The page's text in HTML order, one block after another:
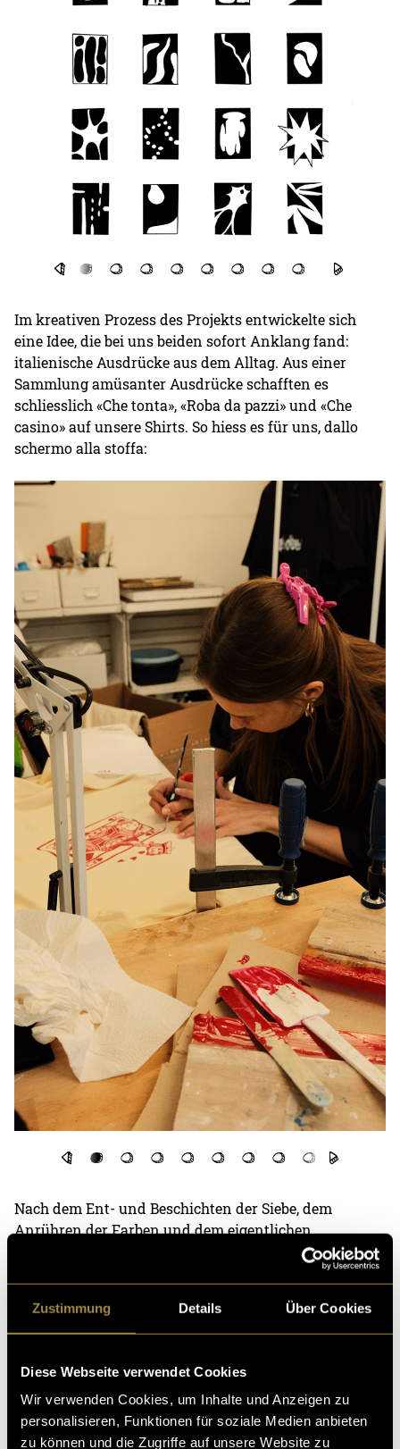
Zustimmung Details Über Cookies
Diese Webseite verwendet Cookies
Wir verwenden Cookies, um Inhalte und Anzeigen zu
personalisieren, Funktionen für soziale Medien anbieten
zu können und die Zugriffe auf unsere Website zu
Im kreativen Prozess des Projekts entwickelte sich
eine Idee, die bei uns beiden sofort Anklang fand:
italienische Ausdrücke aus dem Alltag. Aus einer
Sammlung amüsanter Ausdrücke schafften es
schliesslich «Che tonta», «Roba da pazzi» und «Che
casino» auf unsere Shirts. So hiess es für uns, dallo
schermo alla stoffa:
Nach dem Ent- und Beschichten der Siebe, dem
Anrühren der Farben und dem eigentlichen
Druckprozess entstanden schliesslich unsere fertigen
Shirts. Und ta-da, so sehen sie aus. Also, la nonna